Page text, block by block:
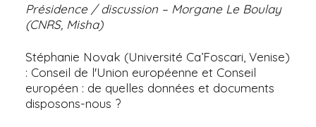
Présidence / discussion – Morgane Le Boulay
(CNRS, Misha)
Stéphanie Novak (Université Ca’Foscari, Venise)
: Conseil de l'Union européenne et Conseil
européen : de quelles données et documents
disposons-nous ?